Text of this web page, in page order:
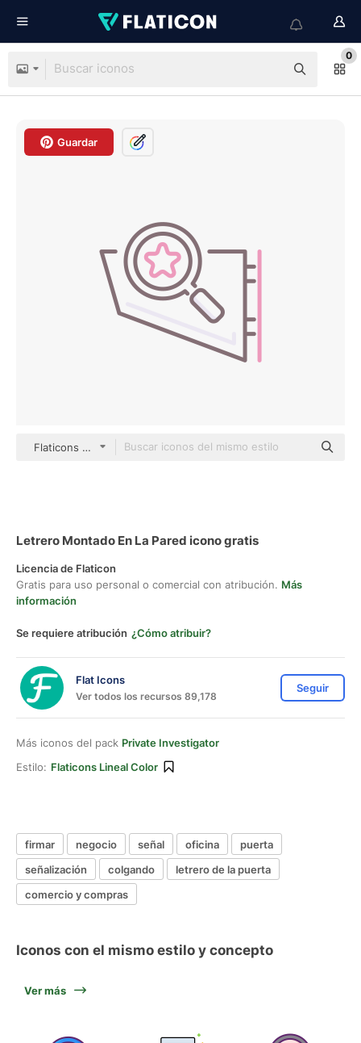
0
Guardar
Flaticons Lineal Color
Letrero Montado En La Pared icono gratis
Licencia de Flaticon
Gratis para uso personal o comercial con atribución. Más
información
Se requiere atribución ¿Cómo atribuir?
Flat Icons
Ver todos los recursos 89,178
Seguir
Más iconos del pack Private Investigator
Estilo: Flaticons Lineal Color
firmar negocio señal oficina
puerta
señalización
colgando
letrero de la puerta
comercio y compras
Iconos con el mismo estilo y concepto
Ver más